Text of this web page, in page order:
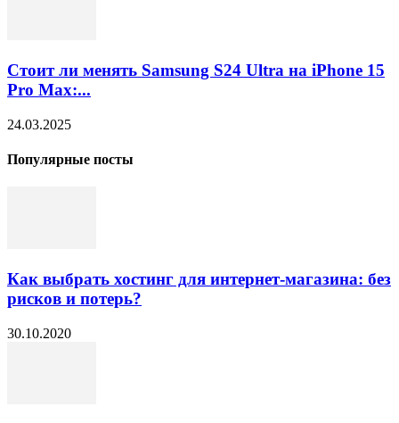
Стоит ли менять Samsung S24 Ultra на iPhone 15
Pro Max:...
24.03.2025
Популярные посты
Как выбрать хостинг для интернет-магазина: без
рисков и потерь?
30.10.2020